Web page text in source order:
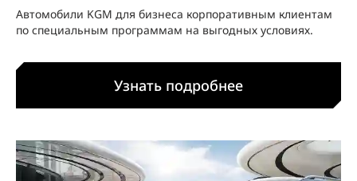
Автомобили KGM для бизнеса корпоративным клиентам
по специальным программам на выгодных условиях.
Узнать подробнее